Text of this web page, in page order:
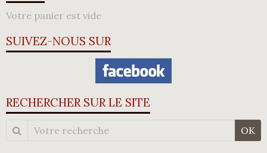
Votre panier est vide
SUIVEZ-NOUS SUR
RECHERCHER SUR LE SITE
OK